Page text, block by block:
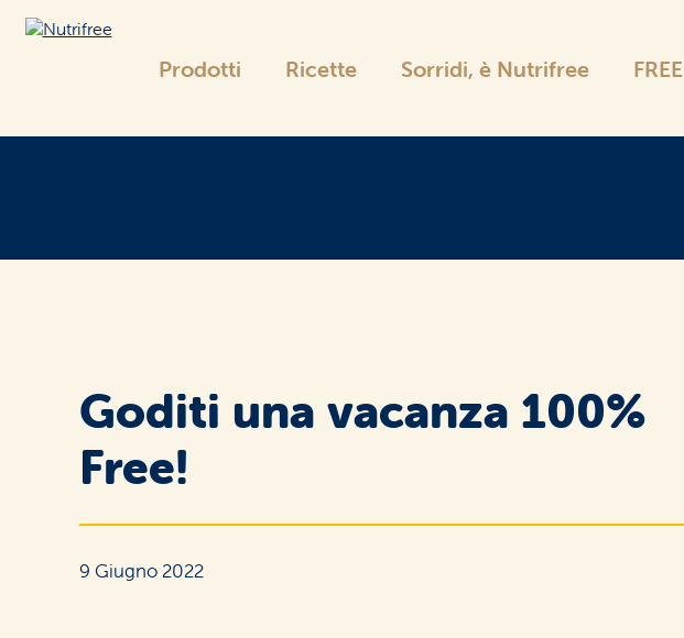
Nutrifree
e snack e biscotti
Prodotti Ricette Sorridi, è Nutrifree FREE
Goditi una vacanza 100%
Free!
9 Giugno 2022